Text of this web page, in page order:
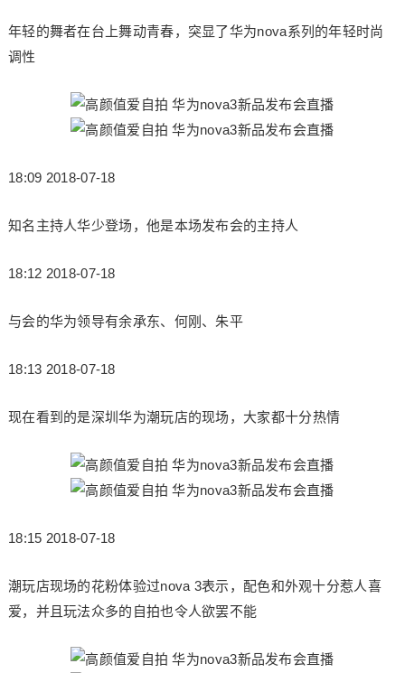
年轻的舞者在台上舞动青春，突显了华为nova系列的年轻时尚
调性
18:09 2018-07-18
知名主持人华少登场，他是本场发布会的主持人
18:12 2018-07-18
与会的华为领导有余承东、何刚、朱平
18:13 2018-07-18
现在看到的是深圳华为潮玩店的现场，大家都十分热情
18:15 2018-07-18
潮玩店现场的花粉体验过nova 3表示，配色和外观十分惹人喜
爱，并且玩法众多的自拍也令人欲罢不能